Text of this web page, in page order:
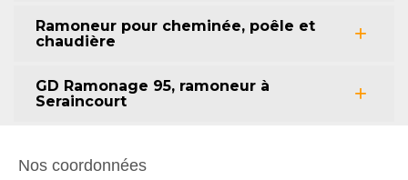
Ramoneur pour cheminée, poêle et
chaudière
GD Ramonage 95, ramoneur à
Seraincourt
Nos coordonnées